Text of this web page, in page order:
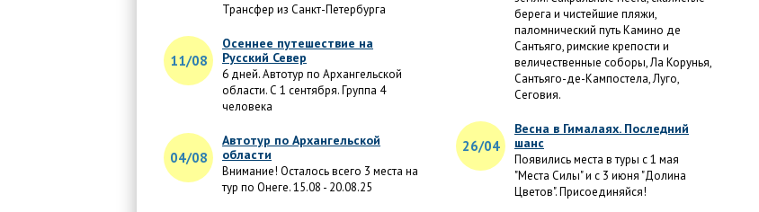
Трансфер из Санкт-Петербурга
11/08
Осеннее путешествие на
Русский Север
6 дней. Автотур по Архангельской
области. С 1 сентября. Группа 4
человека
04/08
Автотур по Архангельской
области
Внимание! Осталось всего 3 места на
тур по Онеге. 15.08 - 20.08.25
берега и чистейшие пляжи,
паломнический путь Камино де
Сантьяго, римские крепости и
величественные соборы, Ла Корунья,
Сантьяго-де-Кампостела, Луго,
Сеговия.
26/04
Весна в Гималаях. Последний
шанс
Появились места в туры с 1 мая
"Места Силы" и с 3 июня "Долина
Цветов". Присоединяйся!